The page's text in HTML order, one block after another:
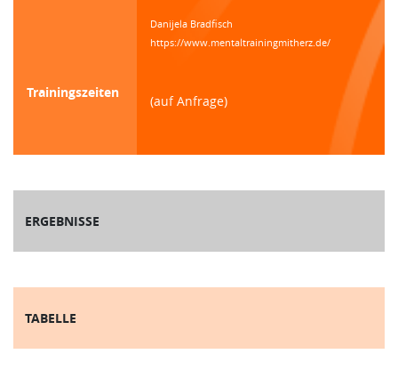
Danijela Bradfisch
https://www.mentaltrainingmitherz.de/
Trainingszeiten
(auf Anfrage)
ERGEBNISSE
TABELLE